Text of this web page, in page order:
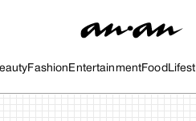
Fashion EntertainmentFood